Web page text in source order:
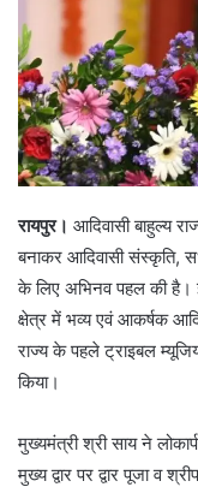
रायपुर। आदिवासी बाहुल्य
बनाकर आदिवासी
के लिए अभिनव पहल की
क्षेत्र में भव्य एवं आकर्षक
राज्य के पहले ट्राइबल
किया।
मुख्यमंत्री श्री साय ने
मुख्य द्वार पर द्वार पूजा व